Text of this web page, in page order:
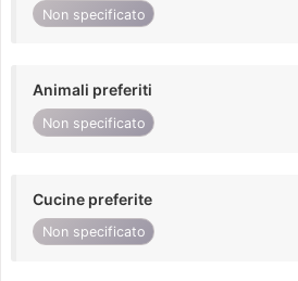
Non specificato
Animali preferiti
Non specificato
Cucine preferite
Non specificato